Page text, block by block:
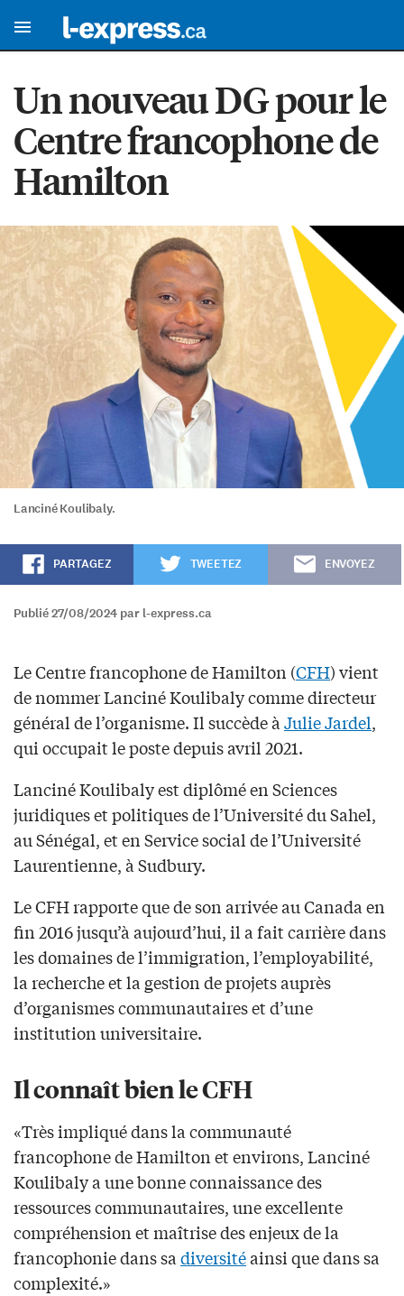
Un nouveau DG pour le
Centre francophone de
Hamilton
Lanciné Koulibaly.
PARTAGEZ TWEETEZ ENVOYEZ
Publié 27/08/2024 par l-express.ca
Le Centre francophone de Hamilton (CFH) vient
de nommer Lanciné Koulibaly comme directeur
général de l’organisme. Il succède à Julie Jardel,
qui occupait le poste depuis avril 2021.
Lanciné Koulibaly est diplômé en Sciences
juridiques et politiques de l’Université du Sahel,
au Sénégal, et en Service social de l’Université
Laurentienne, à Sudbury.
Le CFH rapporte que de son arrivée au Canada en
fin 2016 jusqu’à aujourd’hui, il a fait carrière dans
les domaines de l’immigration, l’employabilité,
la recherche et la gestion de projets auprès
d’organismes communautaires et d’une
institution universitaire.
Il connaît bien le CFH
«Très impliqué dans la communauté
francophone de Hamilton et environs, Lanciné
Koulibaly a une bonne connaissance des
ressources communautaires, une excellente
compréhension et maîtrise des enjeux de la
francophonie dans sa diversitéainsi que dans sa
complexité.»